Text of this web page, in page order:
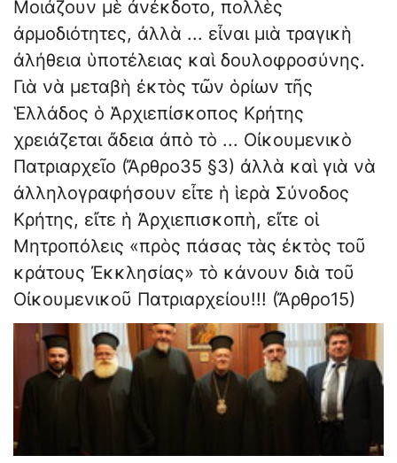
Μοιάζουν μὲ ἀνέκδοτο, πολλὲς
ἀρμοδιότητες, ἀλλὰ ... εἶναι μιὰ τραγικὴ
ἀλήθεια ὑποτέλειας καὶ δουλοφροσύνης.
Γιὰ νὰ μεταβὴ ἐκτὸς τῶν ὁρίων τῆς
Ἑλλάδος ὁ Ἁρχιεπίσκοπος Κρήτης
χρειάζεται ἄδεια ἀπὸ τὸ ... Οἰκουμενικὸ
Πατριαρχεῖο (Ἄρθρο35 §3) ἀλλὰ καὶ γιὰ νὰ
ἀλληλογραφήσουν εἶτε ἡ ἱερὰ Σύνοδος
Κρήτης, εἴτε ἡ Ἀρχιεπισκοπὴ, εἴτε οἱ
Μητροπόλεις «πρὸς πάσας τὰς ἐκτὸς τοῦ
κράτους Ἐκκλησίας» τὸ κάνουν διὰ τοῦ
Οἰκουμενικοῦ Πατριαρχείου!!! (Ἄρθρο15)